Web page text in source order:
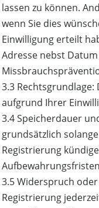
lassen zu können.
wenn Sie dies
Einwilligung erteilt
Adresse nebst
3.3
aufgrund Ihrer
3.4 Speicherdauer
grundsätzlich
Registrierung
3.5 Widerspruch
Registrierung